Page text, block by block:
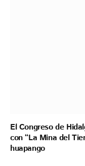
El Congreso de
con “La Mina del
huapango